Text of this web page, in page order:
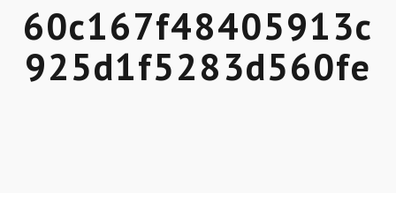
60c167f48405913c
925d1f5283d560fe